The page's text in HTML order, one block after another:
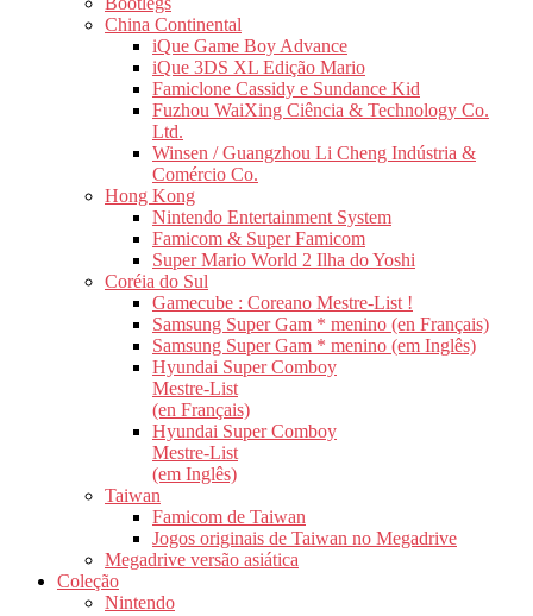
China Continental
iQue Game Boy Advance
iQue 3DS XL Edição Mario
Famiclone Cassidy e Sundance Kid
Fuzhou WaiXing Ciência & Technology Co.
Ltd.
Winsen / Guangzhou Li Cheng Indústria &
Comércio Co.
Hong Kong
Nintendo Entertainment System
Famicom & Super Famicom
Super Mario World 2 Ilha do Yoshi
Coréia do Sul
Gamecube : Coreano Mestre-List !
Samsung Super Gam * menino (en Français)
Samsung Super Gam * menino (em Inglês)
Hyundai Super Comboy
Mestre-List
(en Français)
Hyundai Super Comboy
Mestre-List
(em Inglês)
Taiwan
Famicom de Taiwan
Jogos originais de Taiwan no Megadrive
Megadrive versão asiática
Coleção
Nintendo